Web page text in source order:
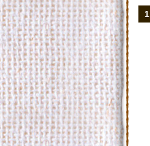
1